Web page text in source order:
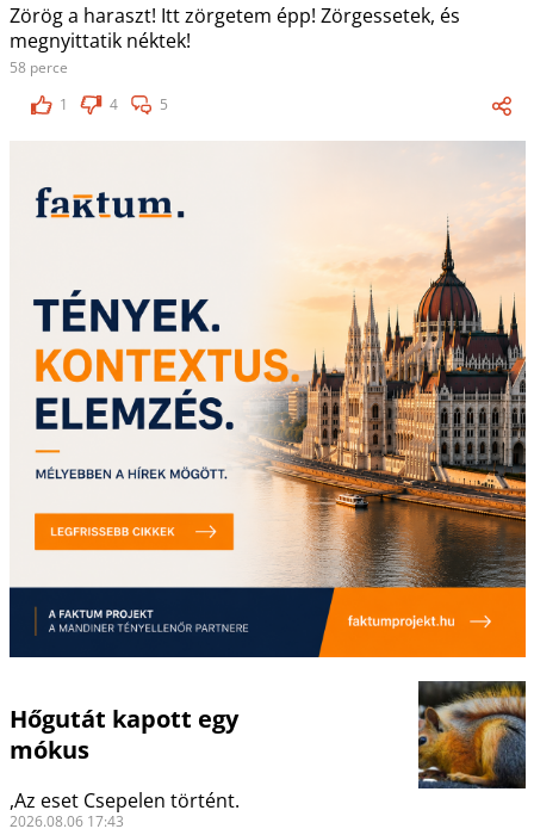
Zörög a haraszt! Itt zörgetem épp! Zörgessetek, és
megnyittatik néktek!
58 perce
1
4 5
Hőgutát kapott egy
mókus
,Az eset Csepelen történt.
2026.08.06 17:43